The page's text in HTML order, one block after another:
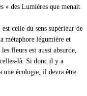
» des Lumières que menait
celle du sens supérieur de
métaphore légumière et
fleurs est aussi absurde,
là. Si donc il y a
une écologie, il devra être